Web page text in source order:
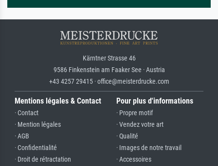
Kärntner Strasse 46
9586 Finkenstein am Faaker See · Austria
+43 4257 29415 · office@meisterdrucke.com
Mentions légales & Contact
· Contact
· Mention légales
· AGB
· Confidentialité
· Droit de rétractation
Pour plus d'informations
· Propre motif
· Vendez votre art
· Qualité
· Images de notre travail
· Accessoires